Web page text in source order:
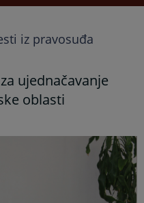
iz pravosuđa
ujednačavanje
oblasti